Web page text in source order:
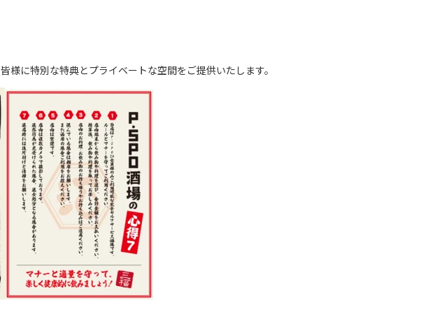
様に特別な特典とプライベートな空間をご提供いたします。